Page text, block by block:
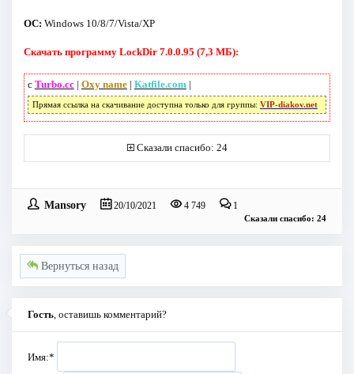
ОС: Windows 10/8/7/Vista/XP
Скачать программу LockDir 7.0.0.95 (7,3 МБ):
с Turbo.cc| Oxy name| Katfile.com |
Прямая ссылка на скачивание доступна только для группы: VIP-diakov.net
Сказали спасибо: 24
Mansory 20/10/2021 4 749 1
Сказали спасибо: 24
Вернуться назад
Гость , оставишь комментарий?
Имя:*